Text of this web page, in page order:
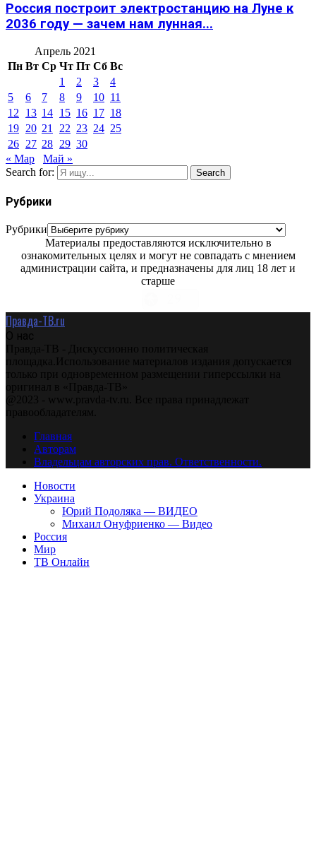
Россия построит электростанцию на Луне к
2036 году — зачем нам лунная...
Апрель 2021
Пн Вт Ср Чт Пт Сб Вс
1
2 3
4
5
6 7 8 9 10 11
12
13 14 15 16 17 18
19 20 21 22 23 24 25
26 27 28 29 30
« Мар
Май »
Search for:
Search
Рубрики
Рубрики
Материалы предоставляются исключительно в
ознакомительных целях и могут не совпадать с мнением
администрации сайта, и предназначены для лиц 18 лет и
старше
Правда-ТВ.ru
О нас
Правда-ТВ - Дискуссионно политическая
площадка.Использование материалов издания допускается
только при одновременном размещении гиперссылки на
оригинал в «Правда-ТВ»
@2023 - www.pravda-tv.ru. Все права принадлежат
правообладателям.
Главная
Авторам
Владельцам авторских прав. Ответственности.
Новости
Украина
Юрий Подоляка — ВИДЕО
Михаил Онуфриенко — Видео
Россия
Мир
ТВ Онлайн